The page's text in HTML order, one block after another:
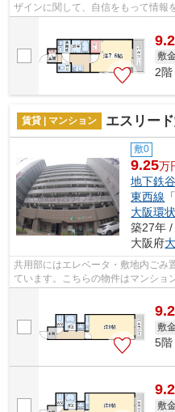
ザインに関して、自信をもって情報
敷
2
賃貸 | マンション エスリー
敷0
9.25万
地下鉄
東西線
大阪環
築27年 /
大阪府
共用部にはエレベータ・敷地内ごみ
ています。こちらの物件はマンショ
の利便性が良いのが魅力です。外観
敷
5階
敷